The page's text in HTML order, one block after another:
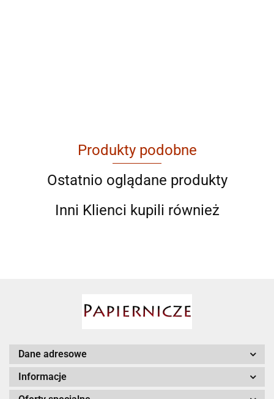
AGAM
Produkty podobne
Ostatnio oglądane produkty
Inni Klienci kupili również
Dane adresowe
Informacje